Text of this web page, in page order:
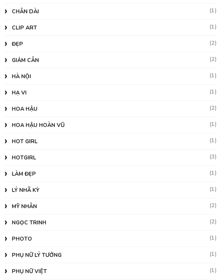
CHÂN DÀI (1)
CLIP ART (1)
ĐẸP (2)
GIẢM CÂN (2)
HÀ NỘI (1)
HẠ VI (1)
HOA HẬU (2)
HOA HẬU HOÀN VŨ (1)
HOT GIRL (1)
HOTGIRL (3)
LÀM ĐẸP (1)
LÝ NHÃ KỲ (1)
MỸ NHÂN (2)
NGỌC TRINH (2)
PHOTO (1)
PHỤ NỮ LÝ TƯỞNG (1)
PHỤ NỮ VIỆT (1)